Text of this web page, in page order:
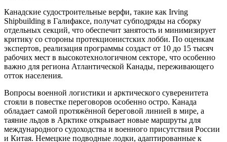
Канадские судостроительные верфи, такие как Irving
Shipbuilding в Галифаксе, получат субподряды на сборку
отдельных секций, что обеспечит занятость и минимизирует
критику со стороны протекционистских лобби. По оценкам
экспертов, реализация программы создаст от 10 до 15 тысяч
рабочих мест в высокотехнологичном секторе, что особенно
важно для региона Атлантической Канады, переживающего
отток населения.
Вопросы военной логистики и арктического суверенитета
стояли в повестке переговоров особенно остро. Канада
обладает самой протяжённой береговой линией в мире, а
таяние льдов в Арктике открывает новые маршруты для
международного судоходства и военного присутствия России
и Китая. Немецкие подводные лодки, адаптированные к